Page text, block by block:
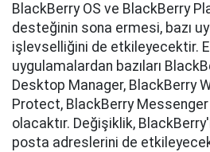
BlackBerry OS ve BlackBerry
desteğinin sona ermesi, bazı
işlevselliğini de etkileyecektir.
uygulamalardan bazıları
Desktop Manager, BlackBerry
Protect, BlackBerry
olacaktır. Değişiklik,
posta adreslerini de